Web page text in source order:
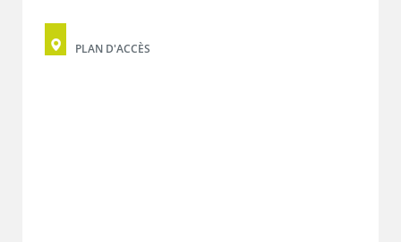
PLAN D'ACCÈS